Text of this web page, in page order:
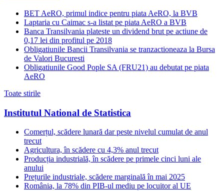
BET AeRO, primul indice pentru piata AeRO, la BVB
Laptaria cu Caimac s-a listat pe piata AeRO a BVB
Banca Transilvania plateste un dividend brut pe actiune de
0,17 lei din profitul pe 2018
Obligatiunile Bancii Transilvania se tranzactioneaza la Bursa
de Valori Bucuresti
Obligatiunile Good Pople SA (FRU21) au debutat pe piata
AeRO
Toate stirile
Institutul National de Statistica
Comerțul, scădere lunară dar peste nivelul cumulat de anul
trecut
Agricultura, în scădere cu 4,3% anul trecut
Producția industrială, în scădere pe primele cinci luni ale
anului
Prețurile industriale, scădere marginală în mai 2025
România, la 78% din PIB-ul mediu pe locuitor al UE